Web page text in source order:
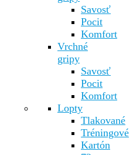
Savosť
Pocit
Komfort
Vrchné
gripy
Savosť
Pocit
Komfort
Lopty
Tlakované
Tréningové
Kartón